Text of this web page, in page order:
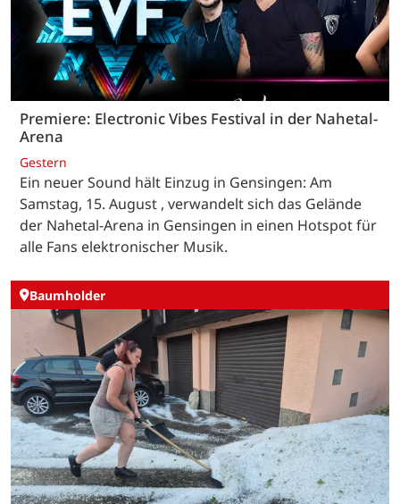
Premiere: Electronic Vibes Festival in der Nahetal-
Arena
Gestern
Ein neuer Sound hält Einzug in Gensingen: Am
Samstag, 15. August , verwandelt sich das Gelände
der Nahetal-Arena in Gensingen in einen Hotspot für
alle Fans elektronischer Musik.
Baumholder